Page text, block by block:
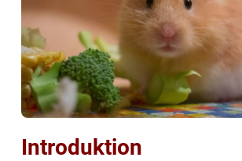
Introduktion